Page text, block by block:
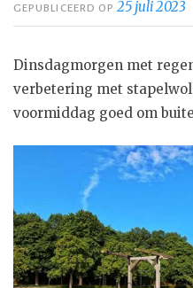
GEPUBLICEERD OP25 juli 2023
Dinsdagmorgen met
verbetering met
voormiddag goed om